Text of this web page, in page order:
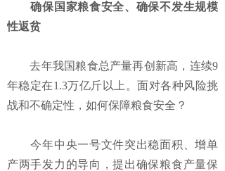
确保国家粮食安全、确保不发生规模
性返贫
去年我国粮食总产量再创新高，连续9
年稳定在1.3万亿斤以上。面对各种风险挑
战和不确定性，如何保障粮食安全？
今年中央一号文件突出稳面积、增单
产两手发力的导向，提出确保粮食产量保